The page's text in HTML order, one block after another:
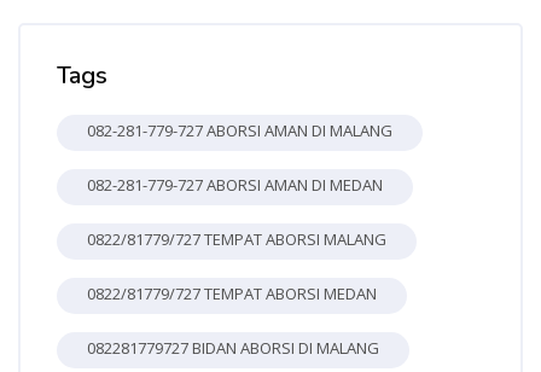
Tags
082-281-779-727 ABORSI AMAN DI MALANG
082-281-779-727 ABORSI AMAN DI MEDAN
0822/81779/727 TEMPAT ABORSI MALANG
0822/81779/727 TEMPAT ABORSI MEDAN
082281779727 BIDAN ABORSI DI MALANG